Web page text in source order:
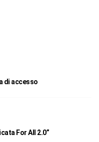
di accesso
For All 2.0”